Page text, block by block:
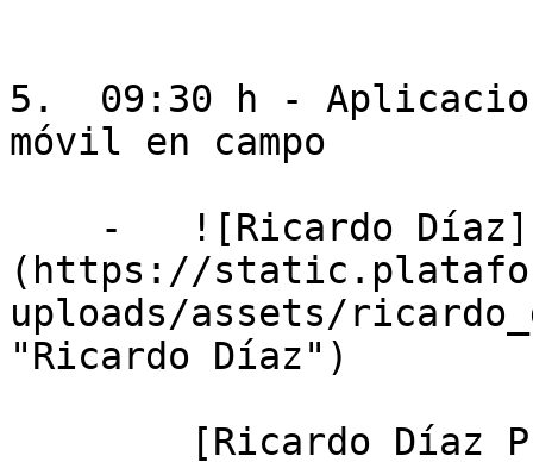
5.  09:30 h -
móvil en campo
(https://
uploads/assets/
"Ricardo Díaz")